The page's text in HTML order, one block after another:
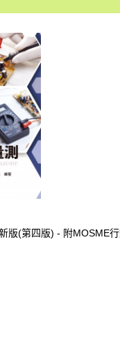
版(第四版) - 附MOSME